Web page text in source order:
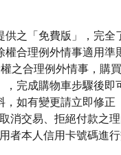
之「免費版」，完全
合理例外情事適用
之合理例外情事，購
完成購物車步驟後即
如有變更請立即修正
消交易、拒絕付款之
者本人信用卡號碼進